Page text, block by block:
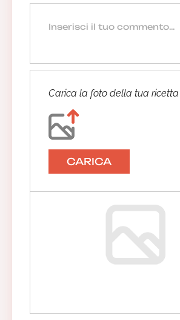
Carica la foto della tua ricetta
CARICA